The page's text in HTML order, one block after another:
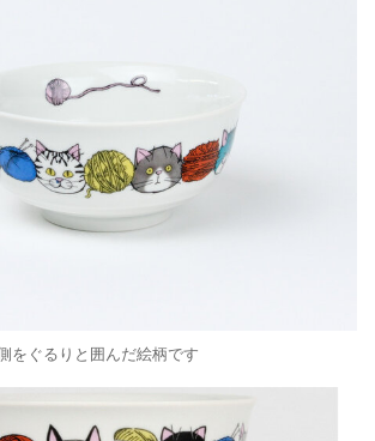
をぐるりと囲んだ絵柄です